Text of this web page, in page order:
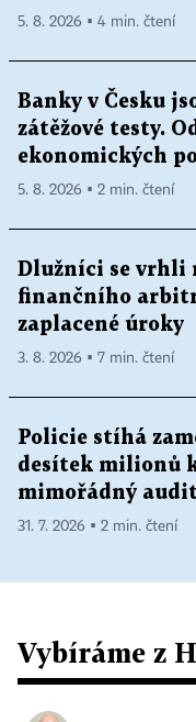
5. 8. 2026 ▪ 4 min. čtení
Banky v Česku
zátěžové testy.
ekonomických
5. 8. 2026 ▪ 2 min. čtení
Dlužníci se vrhli
finančního
zaplacené úroky
3. 8. 2026 ▪ 7 min. čtení
Policie stíhá
desítek milionů
mimořádný
31. 7. 2026 ▪ 2 min. čtení
Vybíráme z